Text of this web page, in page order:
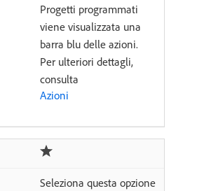
Progetti programmati
viene visualizzata una
barra blu delle azioni.
Per ulteriori dettagli,
consulta
Azioni
Seleziona questa opzione